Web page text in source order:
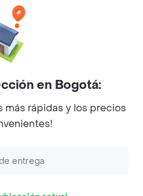
Twitter
Instagram
All rights reserved.
en Bogotá:
más rápidas y los precios